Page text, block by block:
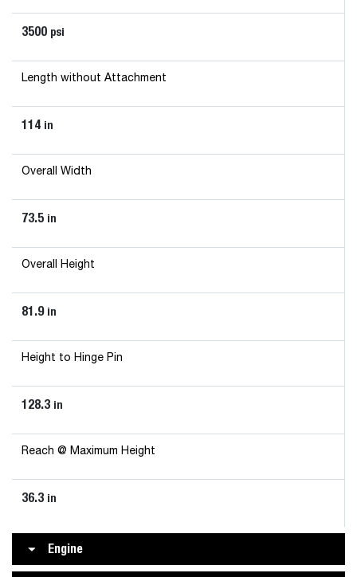
3500 psi
Length without Attachment
114 in
Overall Width
73.5 in
Overall Height
81.9 in
Height to Hinge Pin
128.3 in
Reach @ Maximum Height
36.3 in
Engine